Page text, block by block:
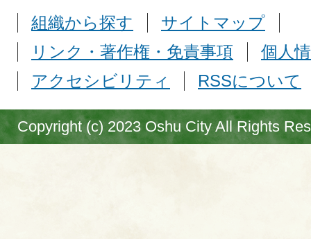
組織から探す
サイトマップ
リンク・著作権・免責事項
個人
アクセシビリティ
RSSについて
Copyright (c) 2023 Oshu City All Rights